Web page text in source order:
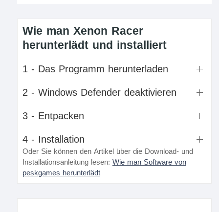
Wie man Xenon Racer
herunterlädt und installiert
1 - Das Programm herunterladen
2 - Windows Defender deaktivieren
3 - Entpacken
4 - Installation
Oder Sie können den Artikel über die Download- und
Installationsanleitung lesen: Wie man Software von
peskgames herunterlädt